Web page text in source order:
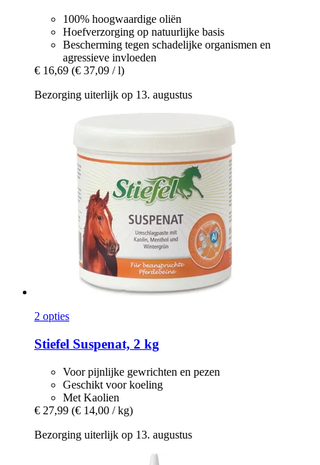
100% hoogwaardige oliën
Hoefverzorging op natuurlijke basis
Bescherming tegen schadelijke organismen en
agressieve invloeden
€ 16,69 (€ 37,09 / l)
Bezorging uiterlijk op 13. augustus
2 opties
Stiefel Suspenat, 2 kg
Voor pijnlijke gewrichten en pezen
Geschikt voor koeling
Met Kaolien
€ 27,99 (€ 14,00 / kg)
Bezorging uiterlijk op 13. augustus